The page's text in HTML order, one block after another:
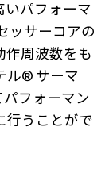
いパフォーマ
ッサーコアの
作周波数をも
ル® サーマ
フォーマン
行うことがで